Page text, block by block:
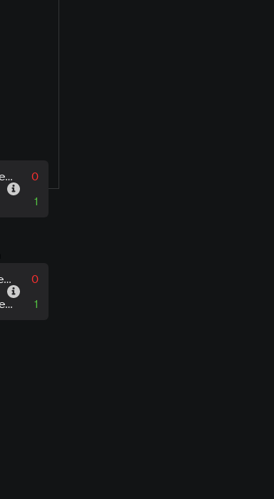
Smokinsexystyle - Донецкая Народная Республика
0
1
woofwoof - Свердловская область
0
Smokinsexystyle - Донецкая Народная Республика
1